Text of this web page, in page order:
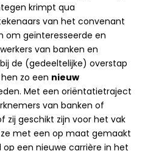
krimpt qua
van het convenant
om geïnteresseerde en
van banken en
de (gedeeltelijke) overstap
zo een nieuw
Met een oriëntatietraject
van banken of
zij geschikt zijn voor het vak
met een op maat gemaakt
een nieuwe carrière in het